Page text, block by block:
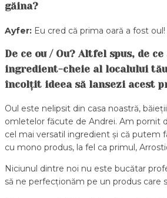
găina?
Ayfer: Eu cred că prima oară a fost
De ce ou / Ou? Altfel spus, de
ingredient-cheie al localului
încolțit ideea să lansezi acest
Oul este nelipsit din casa noastră,
omletelor făcute de Andrei. Am pornit
cel mai versatil ingredient și că putem
cu mono produs, la fel ca primul,
Niciunul dintre noi nu este bucătar
să ne perfecționăm pe un produs care